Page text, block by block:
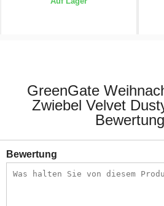
GreenGate
Zwiebel Velvet
Bewertung